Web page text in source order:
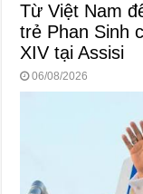
Từ Việt Nam
trẻ Phan Sinh
XIV tại Assisi
06/08/2026